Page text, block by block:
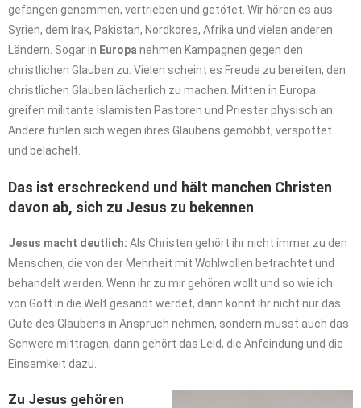
gefangen genommen, vertrieben und getötet. Wir hören es aus
Syrien, dem Irak, Pakistan, Nordkorea, Afrika und vielen anderen
Ländern. Sogar in Europa nehmen Kampagnen gegen den
christlichen Glauben zu. Vielen scheint es Freude zu bereiten, den
christlichen Glauben lächerlich zu machen. Mitten in Europa
greifen militante Islamisten Pastoren und Priester physisch an.
Andere fühlen sich wegen ihres Glaubens gemobbt, verspottet
und belächelt.
Das ist erschreckend und hält manchen Christen
davon ab, sich zu Jesus zu bekennen
Jesus macht deutlich: Als Christen gehört ihr nicht immer zu den
Menschen, die von der Mehrheit mit Wohlwollen betrachtet und
behandelt werden. Wenn ihr zu mir gehören wollt und so wie ich
von Gott in die Welt gesandt werdet, dann könnt ihr nicht nur das
Gute des Glaubens in Anspruch nehmen, sondern müsst auch das
Schwere mittragen, dann gehört das Leid, die Anfeindung und die
Einsamkeit dazu.
Zu Jesus gehören